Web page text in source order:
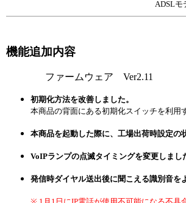
ADSLモ
機能追加内容
ファームウェア Ver2.11
初期化方法を改善しました。
本商品の背面にある初期化スイッチを利用
本商品を起動した際に、工場出荷時設定の
VoIPランプの点滅タイミングを変更しまし
発信時ダイヤル送出後に聞こえる識別音を